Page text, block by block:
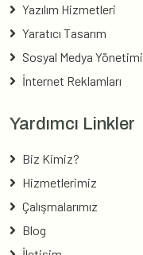
Yazılım Hizmetleri
Yaratıcı Tasarım
Sosyal Medya Yönetimi
İnternet Reklamları
Yardımcı Linkler
Biz Kimiz?
Hizmetlerimiz
Çalışmalarımız
Blog